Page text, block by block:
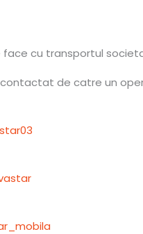
face cu transportul
de catre un